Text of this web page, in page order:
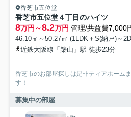
香芝市五位堂
香芝市五位堂４丁目のハイツ
8万円～8.2万円 管理/共益費7,000
46.10㎡～50.27㎡ (1LDK＋S(納戸)～
近鉄大阪線「築山」駅 徒歩23分
香芝市のお部屋探しは是非ティアホーム
す！
募集中の部屋